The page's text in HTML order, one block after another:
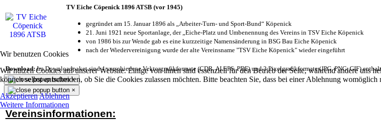
Wir benutzen Cookies
Wir nutzen Cookies auf unserer Website. Einige von ihnen sind essenziell für den Betrieb der Seite, während andere uns
können selbst entscheiden, ob Sie die Cookies zulassen möchten. Bitte beachten Sie, dass bei einer Ablehnung
AkzeptierenAblehnen
Weitere Informationen
TV Eiche Cöpenick 1896 ATSB (vor 1945)
gegründet am 15. Januar 1896 als „Arbeiter-Turn- und Sport-Bund“ Köpenick
21. Juni 1921 neue Sportanlage, der „Eiche-Platz und Umbenennung des Vereins in TSV Eiche Köpenick
von 1986 bis zur Wende gab es eine kurzzeitige Namensänderung in BSG Bau Eiche Köpenick
nach der Wiedervereinigung wurde der alte Vereinsname "TSV Eiche Köpenick" wieder eingeführt
Download:Im Downloadpaket sind 4 verschiedene Vektorgrafikformate (CDR, AI EPS, PDF) und 3 Pixelgrafikformate (JPG, PNG, GIF)
×
×
Vereinsinformationen: